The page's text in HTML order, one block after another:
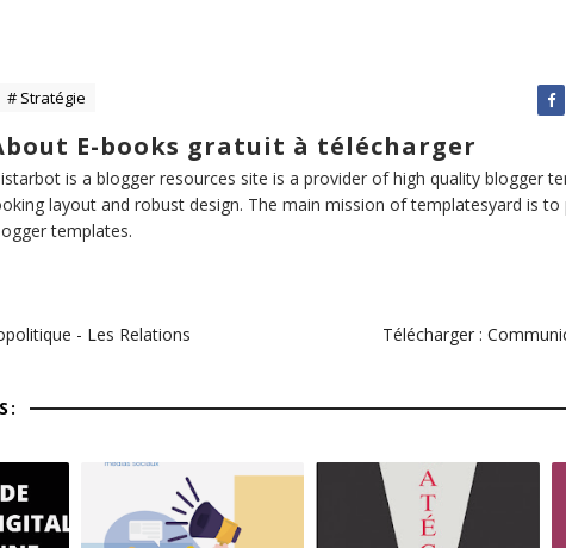
# Stratégie
E-books gratuit à télécharger
is a blogger resources site is a provider of high quality blogger
layout and robust design. The main mission of templatesyard is
templates.
- Les Relations
Télécharger :